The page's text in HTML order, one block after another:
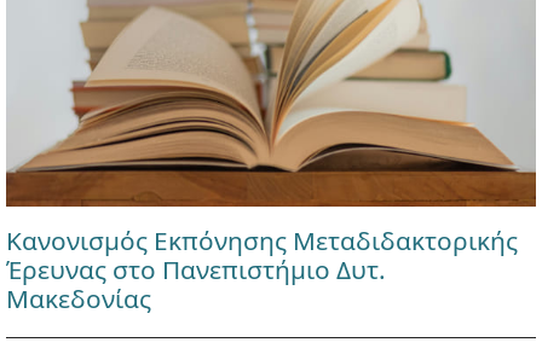
Κανονισμός Εκπόνησης Μεταδιδακτορικής
Έρευνας στο Πανεπιστήμιο Δυτ.
Μακεδονίας